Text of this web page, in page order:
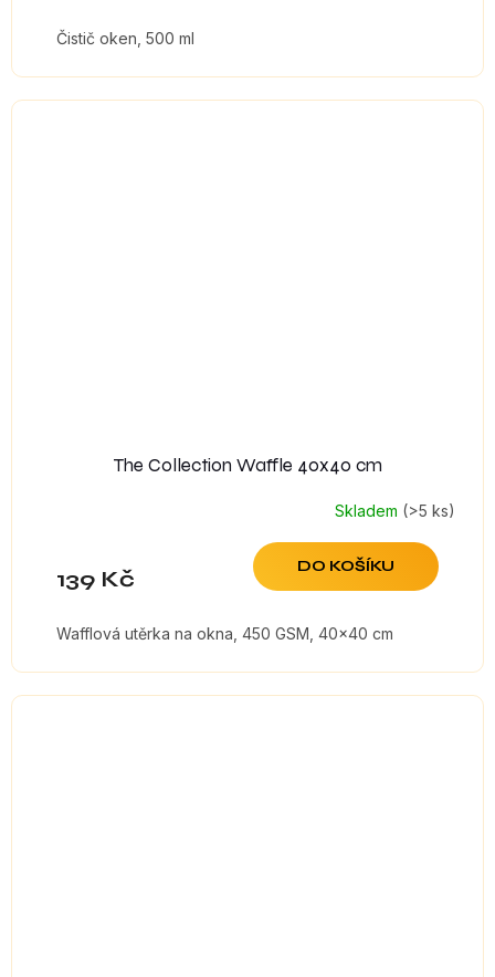
Čistič oken, 500 ml
The Collection Waffle 40x40 cm
Skladem (>5 ks)
139 Kč DO KOŠÍKU
Wafflová utěrka na okna, 450 GSM, 40x40 cm